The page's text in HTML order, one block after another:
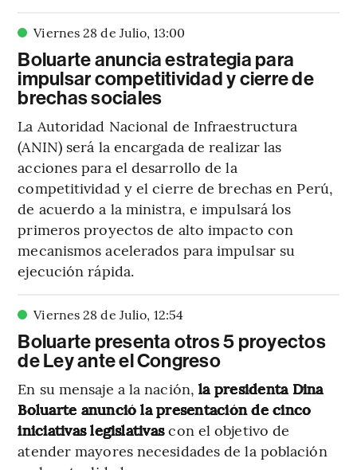
Viernes 28 de Julio, 13:00
Boluarte anuncia estrategia para
impulsar competitividad y cierre de
brechas sociales
La Autoridad Nacional de Infraestructura
(ANIN) será la encargada de realizar las
acciones para el desarrollo de la
competitividad y el cierre de brechas en Perú,
de acuerdo a la ministra, e impulsará los
primeros proyectos de alto impacto con
mecanismos acelerados para impulsar su
ejecución rápida.
Viernes 28 de Julio, 12:54
Boluarte presenta otros 5 proyectos
de Ley ante el Congreso
En su mensaje a la nación, la presidenta Dina
Boluarte anunció la presentación de cinco
iniciativas legislativascon el objetivo de
atender mayores necesidades de la población